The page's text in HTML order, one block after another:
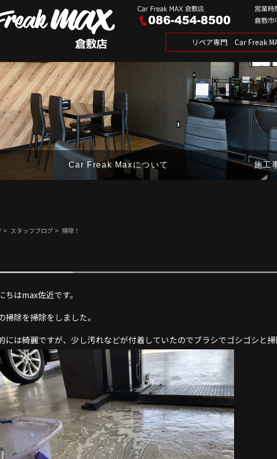
リペア専門 Car Freak
Car Freak Maxについて 施工
> スタッフブログ > 掃除！
ちはmax佐近です。
掃除を掃除をしました。
には綺麗ですが、少し汚れなどが付着していたのでブラシでゴシゴシと掃